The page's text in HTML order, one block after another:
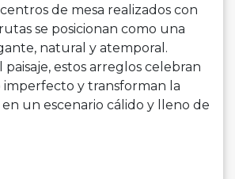
de mesa realizados con
se posicionan como una
natural y atemporal.
paisaje, estos arreglos celebran
imperfecto y transforman la
en un escenario cálido y lleno de